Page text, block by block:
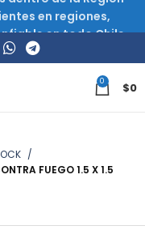
0 $0
FUEGO 1.5 X 1.5
en regiones,
en todo Chile.